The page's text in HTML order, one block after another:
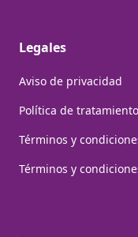
Legales
Aviso de privacidad
Política de
Términos y
Términos y